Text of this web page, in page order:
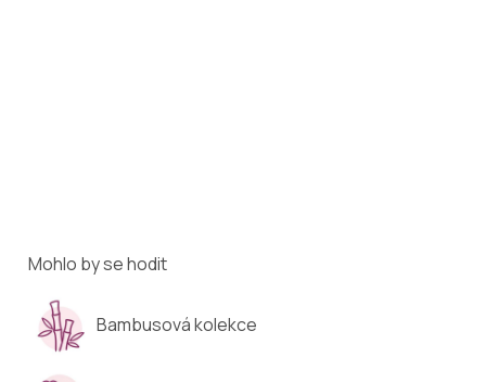
Mohlo by se hodit
Bambusová kolekce